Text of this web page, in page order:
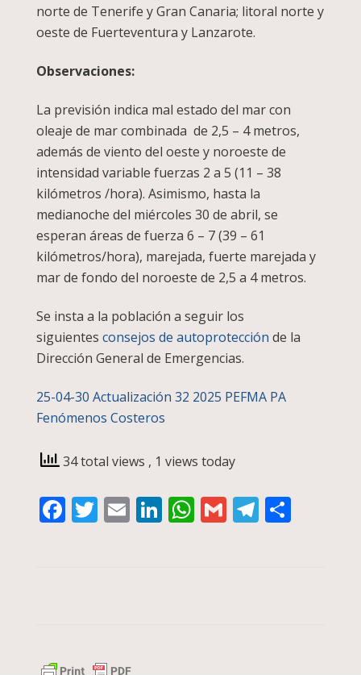
norte de Tenerife y Gran Canaria; litoral norte y
oeste de Fuerteventura y Lanzarote.
Observaciones:
La previsión indica mal estado del mar con
oleaje de mar combinada de 2,5 – 4 metros,
además de viento del oeste y noroeste de
intensidad variable fuerzas 2 a 5 (11 – 38
kilómetros /hora). Asimismo, hasta la
medianoche del miércoles 30 de abril, se
esperan áreas de fuerza 6 – 7 (39 – 61
kilómetros/hora), marejada, fuerte marejada y
mar de fondo del noroeste de 2,5 a 4 metros.
Se insta a la población a seguir los
siguientes consejos de autoprotección de la
Dirección General de Emergencias.
25-04-30 Actualización 32 2025 PEFMA PA
Fenómenos Costeros
34 total views , 1 views today
Facebook
Twitter
EmailLinkedIn
WhatsApp
Gmail